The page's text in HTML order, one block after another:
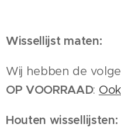
Wissellijst maten:
Wij hebben de
OP VOORRAAD:
Houten